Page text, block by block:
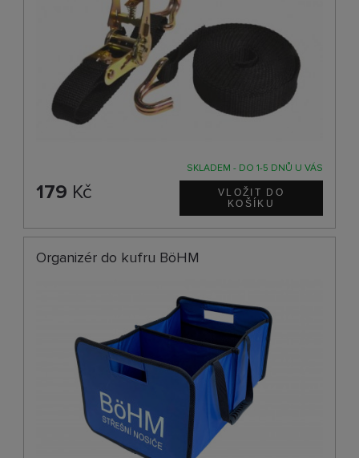
SKLADEM - DO 1-5 DNŮ U VÁS
179 Kč
Organizér do kufru BöHM